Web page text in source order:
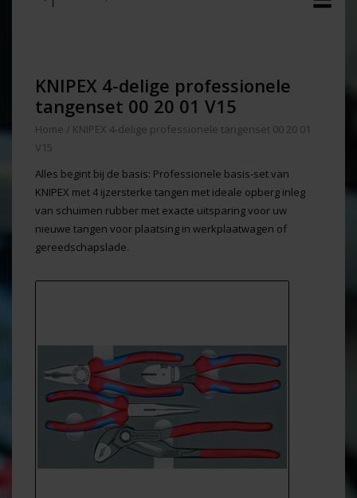
KNIPEX 4-delige professionele
tangenset 00 20 01 V15
Home / KNIPEX 4-delige professionele tangenset 00 20 01
V15
Alles begint bij de basis: Professionele basis-set van
KNIPEX met 4 ijzersterke tangen met ideale opberg inleg
van schuimen rubber met exacte uitsparing voor uw
nieuwe tangen voor plaatsing in werkplaatwagen of
gereedschapslade.